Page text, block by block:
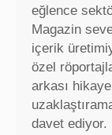
eğlence
Magazin
içerik
özel
arkası
davet